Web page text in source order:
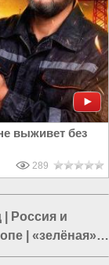
выживет без
289
Россия и
«зелёная»